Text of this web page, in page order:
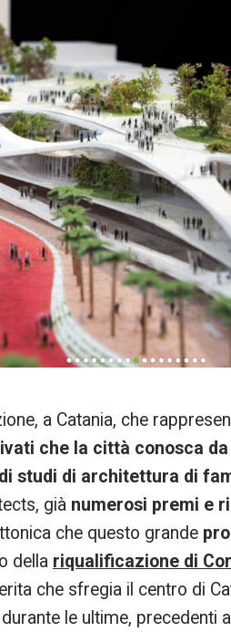
a Catania, che
che la città conosca
studi di architettura di
già numerosi premi e
che questo grande
della riqualificazione di
che sfregia il centro di
le ultime, precedenti